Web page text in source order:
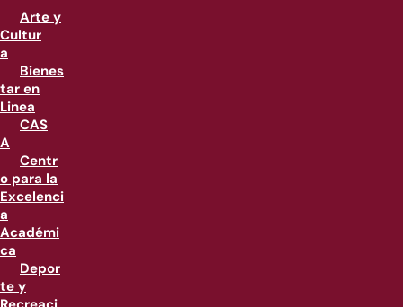
Arte y
Cultur
a
Bienes
tar en
Linea
CAS
A
Centr
o para la
Excelenci
a
Académi
ca
Depor
te y